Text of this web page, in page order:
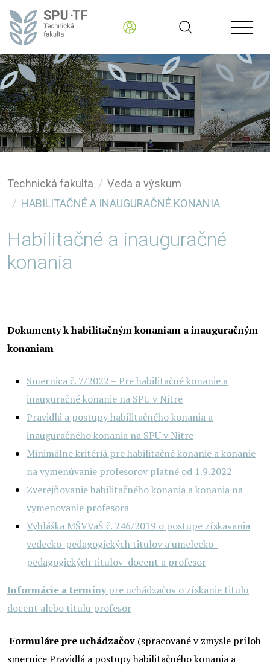
Technická fakulta
Veda a výskum
HABILITAČNÉ A INAUGURAČNÉ KONANIA
Habilitačné a inauguračné
konania
Dokumenty k habilitačným konaniam a inauguračným
konaniam
Smernica č. 7/2022 – Pre habilitačné konanie a
inauguračné konanie na SPU v Nitre
Pravidlá a postupy habilitačného konania a
inauguračného konania na SPU v Nitre
Minimálne kritériá pre habilitačné konanie a konanie
na vymenúvanie profesorov platné od 1.9.2022
Zverejňovanie habilitačného konania a konania na
vymenovanie profesora
Vyhláška MŠVVaŠ č. 246/2019 o postupe získavania
vedecko-pedagogických titulov a umelecko-
pedagogických titulov docent a profesor
Informácie a termínypre uchádzačov o získanie titulu
docent alebo titulu profesor
Formuláre pre uchádzačov (spracované v zmysle príloh
smernice Pravidlá a postupy habilitačného konania a